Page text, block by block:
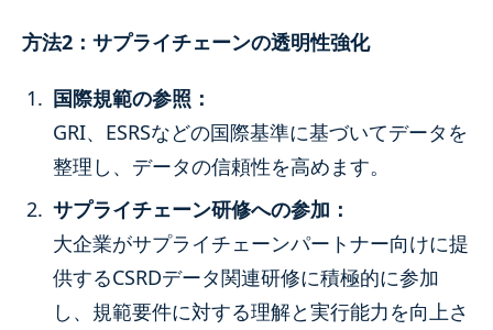
方法2：サプライチェーンの透明性強化
国際規範の参照：
GRI、ESRSなどの国際基準に基づいてデータを
整理し、データの信頼性を高めます。
サプライチェーン研修への参加：
大企業がサプライチェーンパートナー向けに提
供するCSRDデータ関連研修に積極的に参加
し、規範要件に対する理解と実行能力を向上さ